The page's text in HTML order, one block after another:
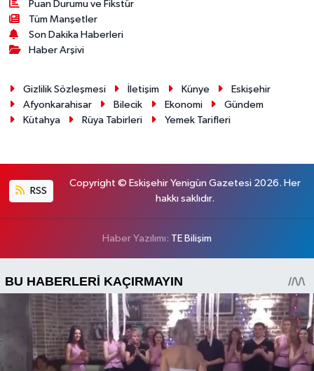
Puan Durumu ve Fikstür
Tüm Manşetler
Son Dakika Haberleri
Haber Arşivi
Gizlilik Sözleşmesi İletişim Künye
Eskişehir
Afyonkarahisar
Bilecik Ekonomi
Gündem
Kütahya
Rüya Tabirleri Yemek Tarifleri
RSS
Copyright © Eskişehir Yenigün Gazetesi 2026. Her
hakkı saklıdır.
Haber Yazılımı: TE Bilişim